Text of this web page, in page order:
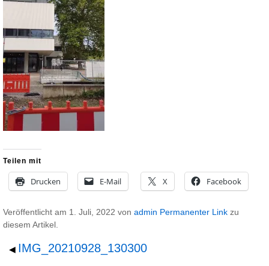
Teilen mit
Drucken E-Mail X Facebook
Veröffentlicht am 1. Juli, 2022 von admin Permanenter Link zu
diesem Artikel.
◀ IMG_20210928_130300